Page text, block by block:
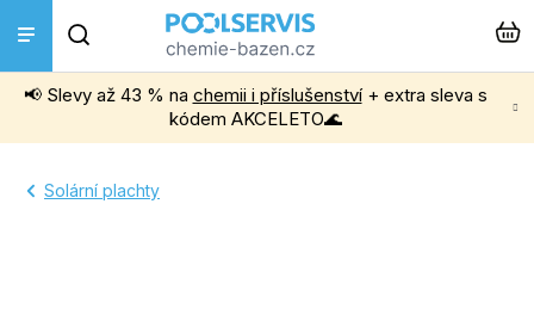
obsah
📢 Slevy až 43 % na chemii i příslušenství+ extra sleva s
kódem AKCELETO🌊
Bazénová chemie
Solární plachty